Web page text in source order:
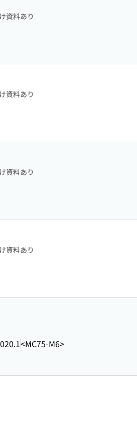
資料あり
資料あり
資料あり
資料あり
<MC75-M6>